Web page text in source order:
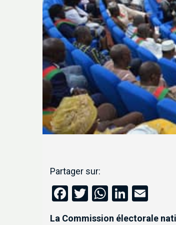
Partager sur:
Facebook
Twitter
WhatsApp
La Commission électorale